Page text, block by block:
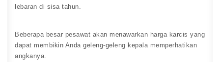
lebaran di sisa tahun.
Beberapa besar pesawat akan menawarkan harga karcis yang
dapat membikin Anda geleng-geleng kepala memperhatikan
angkanya.